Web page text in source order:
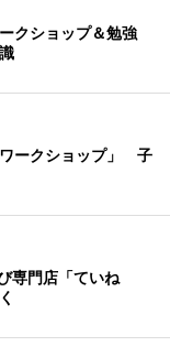
クショップ＆勉強
ークショップ」 子
専門店「ていね